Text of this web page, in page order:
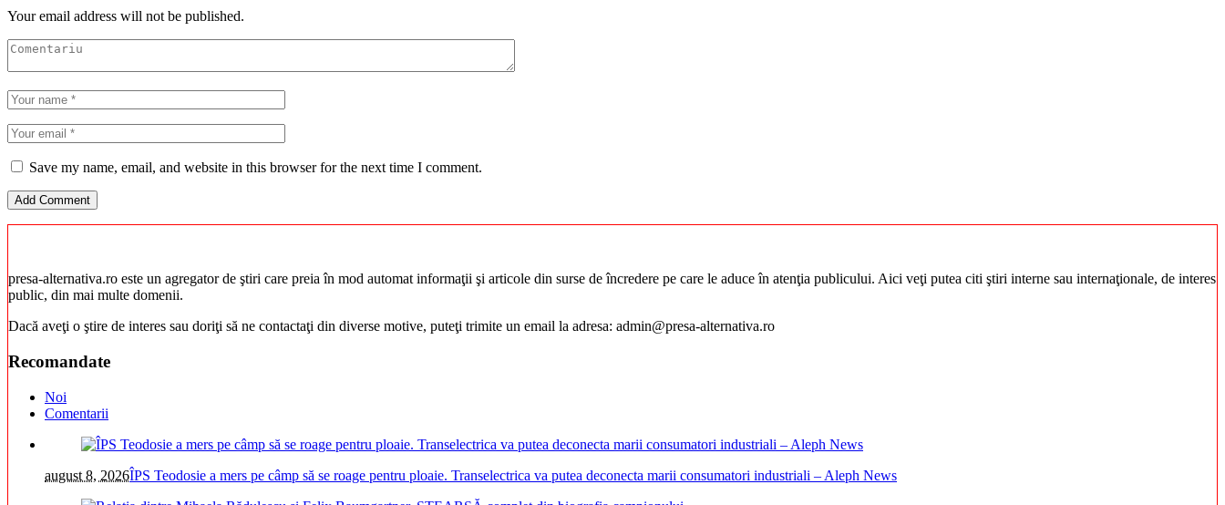
Your email address will not be published.
Save my name, email, and website in this browser for the next time I comment.
presa-alternativa.ro este un agregator de ştiri care preia în mod automat informaţii şi articole din surse de încredere pe care le aduce în atenţia publicului. Aici veţi putea citi ştiri interne sau internaţionale, de interes
public, din mai multe domenii.
Dacă aveţi o ştire de interes sau doriţi să ne contactaţi din diverse motive, puteţi trimite un email la adresa: admin@presa-alternativa.ro
Recomandate
Noi
Comentarii
august 8, 2026ÎPS Teodosie a mers pe câmp să se roage pentru ploaie. Transelectrica va putea deconecta marii consumatori industriali – Aleph News